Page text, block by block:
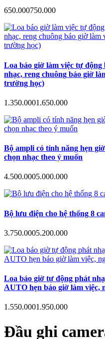
650.000750.000
Loa báo giờ làm việc tự
nhạc, reng chuông báo giờ
trường học)
1.350.0001.650.000
Bộ ampli có tính năng hẹn
chọn nhạc theo ý muốn
4.500.0005.000.000
Bộ lưu điện cho hệ thống 8
3.750.0005.200.000
Loa báo giờ tự động phát
AUTO hẹn báo giờ làm việc,
1.550.0001.950.000
Đầu ghi